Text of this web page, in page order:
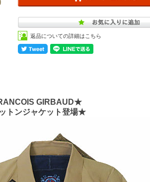
返品についての詳細はこちら
GIRBAUD★
トンジャケット登場★